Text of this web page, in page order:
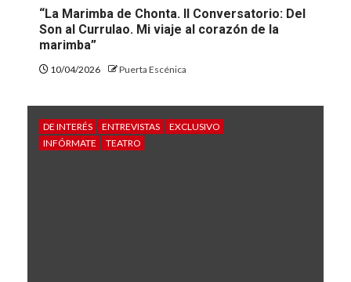
“La Marimba de Chonta. II Conversatorio: Del
Son al Currulao. Mi viaje al corazón de la
marimba”
10/04/2026 Puerta Escénica
DE INTERÉS ENTREVISTAS
EXCLUSIVO
INFÓRMATE
TEATRO